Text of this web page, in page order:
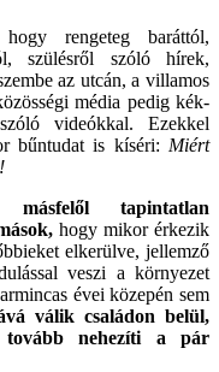
rengeteg baráttól,
szülésről szóló hírek,
az utcán, a villamos
média pedig kék-
videókkal. Ezekkel
bűntudat is kíséri: Miért
másfelől tapintatlan
hogy mikor érkezik
elkerülve, jellemző
veszi a környezet
évei közepén sem
válik családon belül,
nehezíti a pár